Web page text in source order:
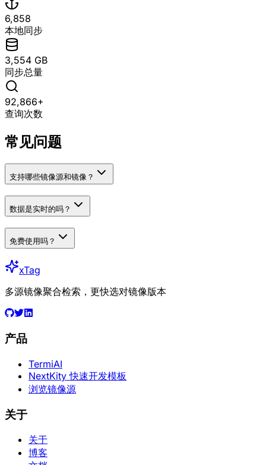
6,858
本地同步
3,554 GB
同步总量
92,866+
查询次数
常见问题
支持哪些镜像源和镜像？
数据是实时的吗？
免费使用吗？
xTag
多源镜像聚合检索，更快选对镜像版本
产品
TermiAI
NextKity 快速开发模板
浏览镜像源
关于
关于
博客